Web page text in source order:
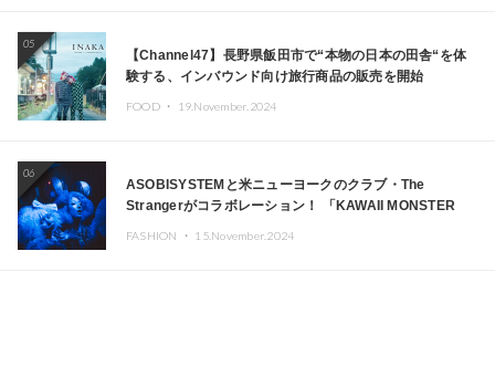
05
【Channel47】長野県飯田市で“本物の日本の田舎“を体
験する、インバウンド向け旅行商品の販売を開始
FOOD ・ 19.November.2024
06
ASOBISYSTEMと米ニューヨークのクラブ・The
Strangerがコラボレーション！ 「KAWAII MONSTER
FASHION ・ 15.November.2024